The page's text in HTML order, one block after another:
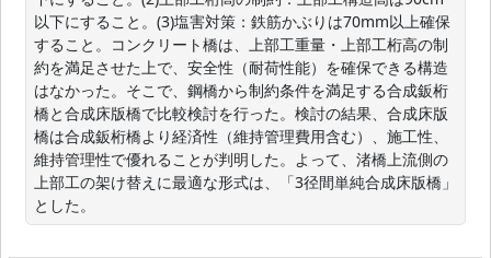
以下にすること。(3)塩害対策：鉄筋かぶりは70mm以上確保
すること。コンクリート橋は、上部工重量・上部工桁高の制
約を満足させた上で、安全性（耐荷性能）を確保できる構造
はなかった。そこで、鋼橋から制約条件を満足する合成鈑桁
橋と合成床版橋で比較検討を行った。検討の結果、合成床版
橋は合成鈑桁橋より経済性（維持管理費用含む）、施工性、
維持管理性で優れることが判明した。よって、渚橋上流側の
上部工の架け替えに最適な形式は、「3径間単純合成床版橋」
とした。